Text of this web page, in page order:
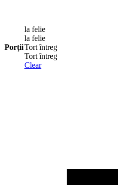
Porții
la felie
la felie
Tort întreg
Tort întreg
Clear